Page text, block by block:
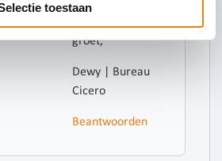
toestaan
groet,
Dewy | Bureau
Cicero
Beantwoorden